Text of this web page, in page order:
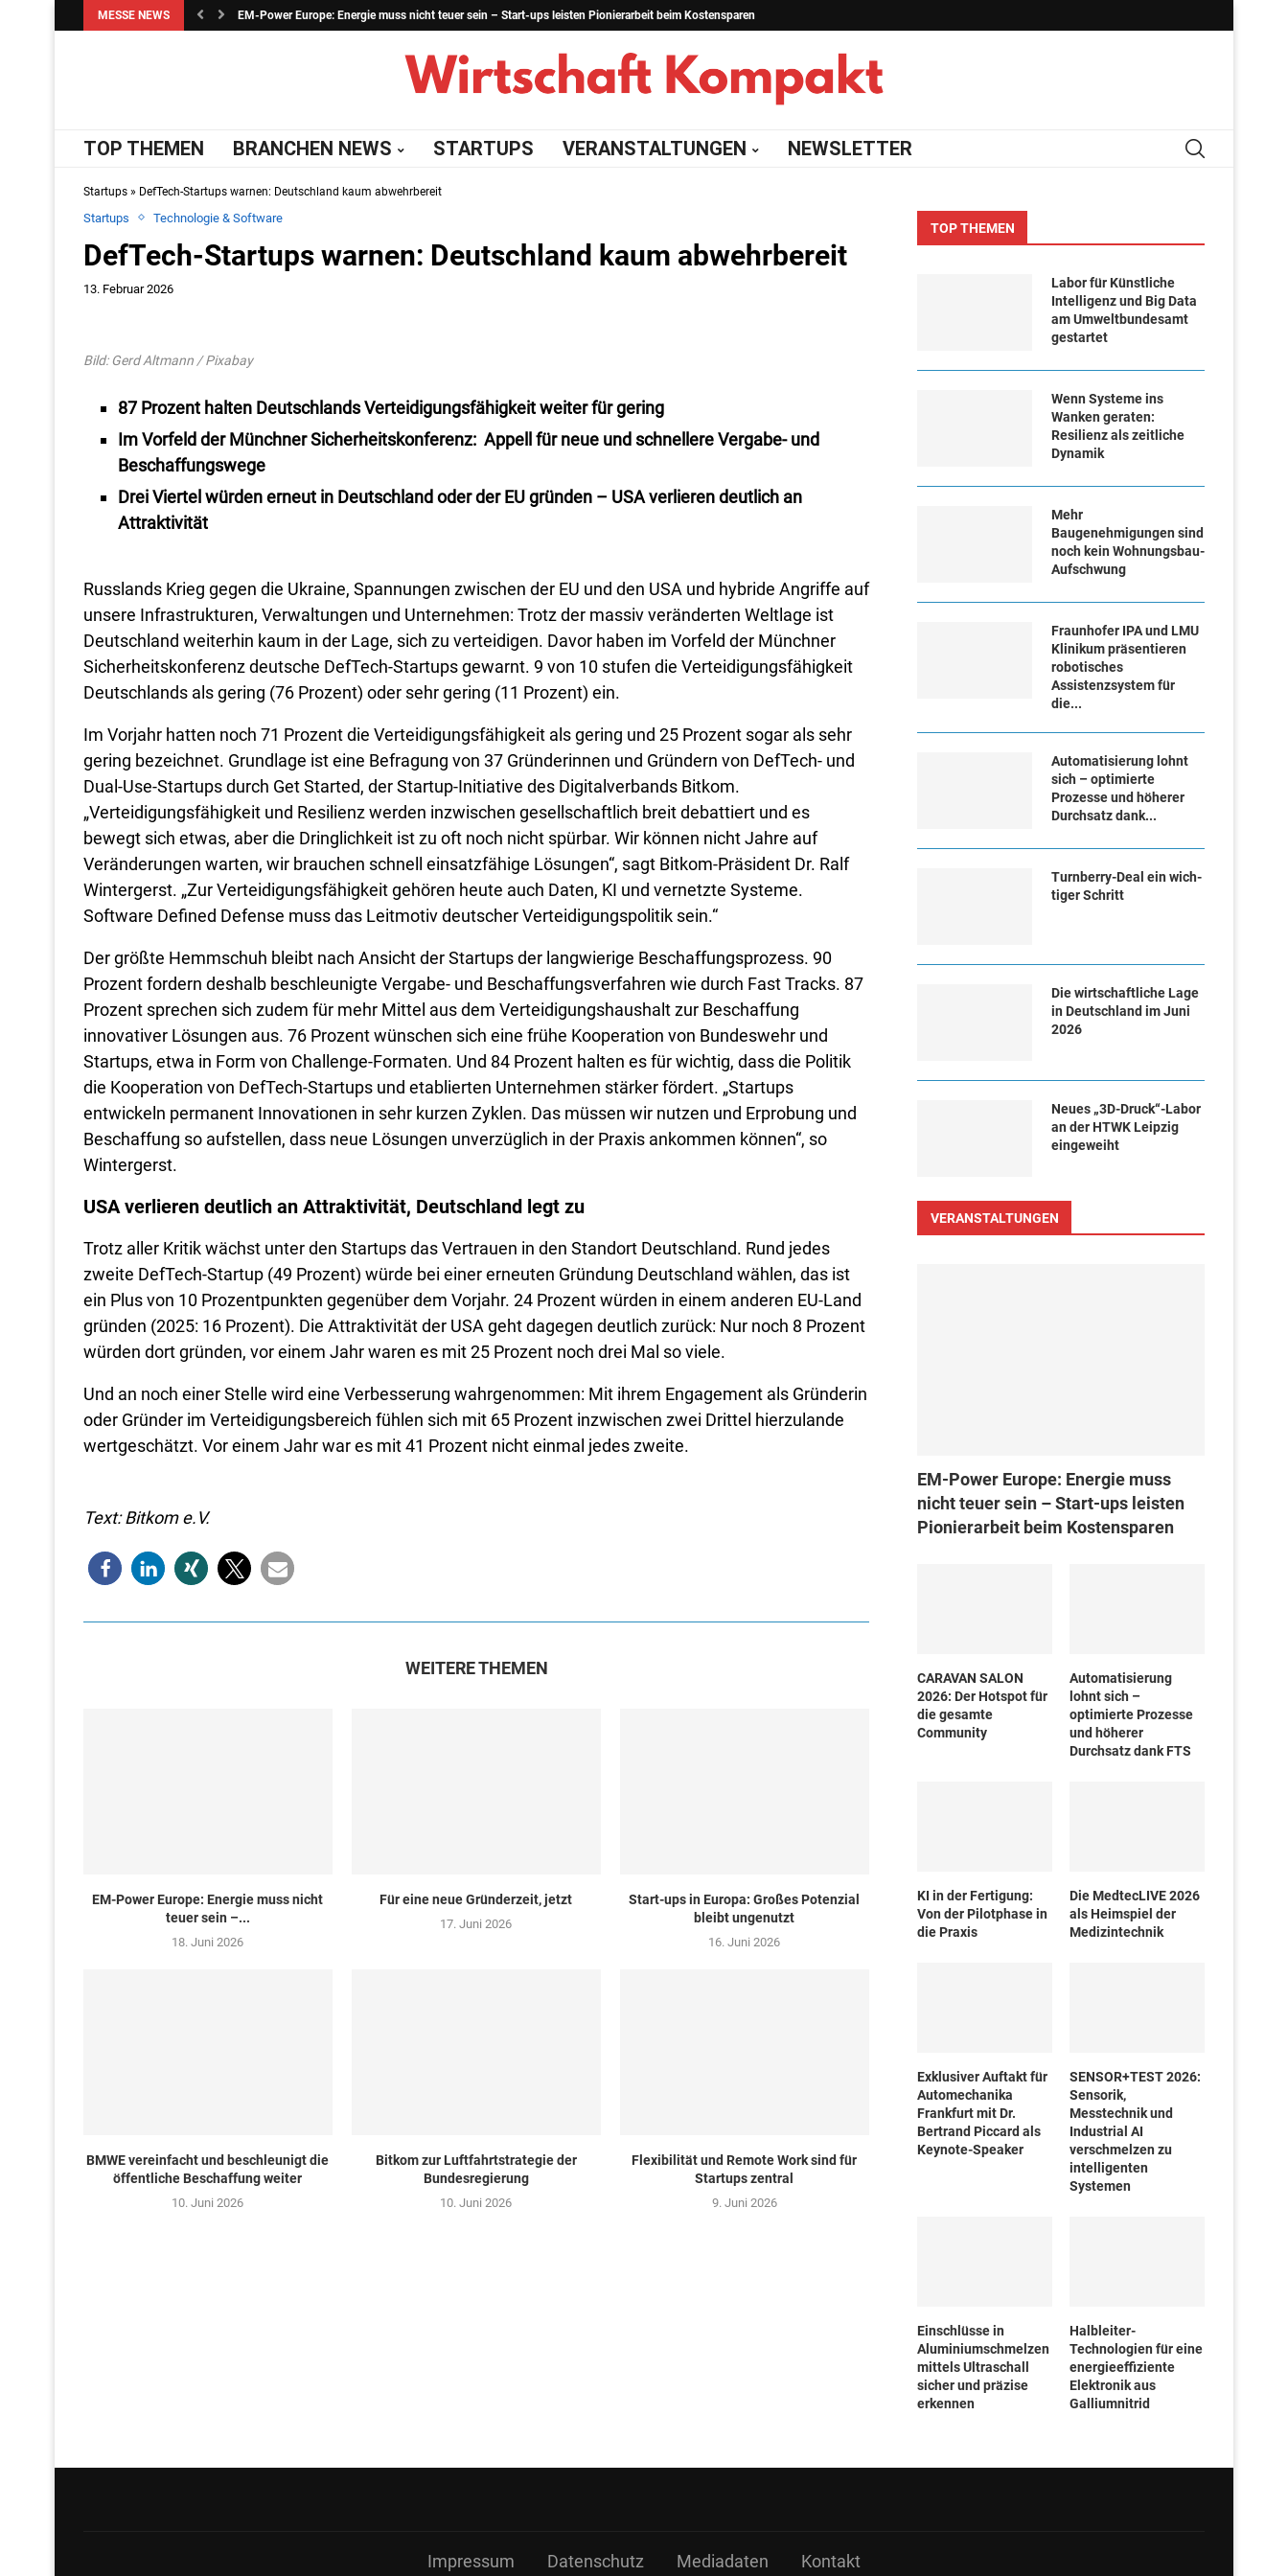
MESSE NEWS EM-Power Europe: Energie muss nicht teuer sein – Start-ups leisten Pionierarbeit beim Kostensparen
TOP THEMEN BRANCHEN NEWS STARTUPS VERANSTALTUNGEN NEWSLETTER
Startups » DefTech-Startups warnen: Deutschland kaum abwehrbereit
Startups Technologie & Software
DefTech-Startups warnen: Deutschland kaum abwehrbereit
13. Februar 2026
Bild: Gerd Altmann / Pixabay
87 Prozent halten Deutschlands Verteidigungsfähigkeitweiter für gering
Im Vorfeld der Münchner Sicherheitskonferenz: Appell für neue und schnellere Vergabe- und
Beschaffungswege
Drei Viertel würden erneut in Deutschland oder der EU gründen – USA verlieren deutlich an
Attraktivität
Russlands Krieg gegen die Ukraine, Spannungen zwischen der EU und den USA und hybride Angriffe auf
unsere Infrastrukturen, Verwaltungen und Unternehmen: Trotz der massiv veränderten Weltlage ist
Deutschland weiterhin kaum in der Lage, sich zu verteidigen. Davor haben im Vorfeld der Münchner
Sicherheitskonferenz deutsche DefTech-Startups gewarnt. 9 von 10 stufen die Verteidigungsfähigkeit
Deutschlands als gering (76 Prozent) oder sehr gering (11 Prozent) ein.
Im Vorjahr hatten noch 71 Prozent die Verteidigungsfähigkeit als gering und 25 Prozent sogar als sehr
gering bezeichnet. Grundlage ist eine Befragung von 37 Gründerinnen und Gründern von DefTech- und
Dual-Use-Startups durch Get Started, der Startup-Initiative des Digitalverbands Bitkom.
„Verteidigungsfähigkeit und Resilienz werden inzwischen gesellschaftlich breit debattiert und es
bewegt sich etwas, aber die Dringlichkeit ist zu oft noch nicht spürbar. Wir können nicht Jahre auf
Veränderungen warten, wir brauchen schnell einsatzfähige Lösungen“, sagt Bitkom-Präsident Dr. Ralf
Wintergerst. „Zur Verteidigungsfähigkeit gehören heute auch Daten, KI und vernetzte Systeme.
Software Defined Defense muss das Leitmotiv deutscher Verteidigungspolitik sein.“
Der größte Hemmschuh bleibt nach Ansicht der Startups der langwierige Beschaffungsprozess. 90
Prozent fordern deshalb beschleunigte Vergabe- und Beschaffungsverfahren wie durch Fast Tracks. 87
Prozent sprechen sich zudem für mehr Mittel aus dem Verteidigungshaushalt zur Beschaffung
innovativer Lösungen aus. 76 Prozent wünschen sich eine frühe Kooperation von Bundeswehr und
Startups, etwa in Form von Challenge-Formaten. Und 84 Prozent halten es für wichtig, dass die Politik
die Kooperation von DefTech-Startups und etablierten Unternehmen stärker fördert. „Startups
entwickeln permanent Innovationen in sehr kurzen Zyklen. Das müssen wir nutzen und Erprobung und
Beschaffung so aufstellen, dass neue Lösungen unverzüglich in der Praxis ankommen können“, so
Wintergerst.
USA verlieren deutlich an Attraktivität, Deutschland legt zu
Trotz aller Kritik wächst unter den Startups das Vertrauen in den Standort Deutschland. Rund jedes
zweite DefTech-Startup (49 Prozent) würde bei einer erneuten Gründung Deutschland wählen, das ist
ein Plus von 10 Prozentpunkten gegenüber dem Vorjahr. 24 Prozent würden in einem anderen EU-Land
gründen (2025: 16 Prozent). Die Attraktivität der USA geht dagegen deutlich zurück: Nur noch 8 Prozent
würden dort gründen, vor einem Jahr waren es mit 25 Prozent noch drei Mal so viele.
Und an noch einer Stelle wird eine Verbesserung wahrgenommen: Mit ihrem Engagement als Gründerin
oder Gründer im Verteidigungsbereich fühlen sich mit 65 Prozent inzwischen zwei Drittel hierzulande
wertgeschätzt. Vor einem Jahr war es mit 41 Prozent nicht einmal jedes zweite.
Text: Bitkom e.V.
WEITERE THEMEN
EM-Power Europe: Energie muss nicht
teuer sein –...
18. Juni 2026
Für eine neue Gründerzeit, jetzt
17. Juni 2026
Start-ups in Europa: Großes Potenzial
bleibt ungenutzt
16. Juni 2026
BMWE vereinfacht und beschleunigt die
öffentliche Beschaffung weiter
10. Juni 2026
Bitkom zur Luftfahrtstrategie der
Bundesregierung
10. Juni 2026
Flexibilität und Remote Work sind für
Startups zentral
9. Juni 2026
TOP THEMEN
Labor für Künstliche
Intelligenz und Big Data
am Umweltbundesamt
gestartet
Wenn Systeme ins
Wanken geraten:
Resilienz als zeitliche
Dynamik
Mehr
Baugenehmigungen sind
noch kein Wohnungsbau-
Aufschwung
Fraunhofer IPA und LMU
Klinikum präsentieren
robotisches
Assistenzsystem für
die...
Automatisierung lohnt
sich – optimierte
Prozesse und höherer
Durchsatz dank...
Turn­ber­ry-Deal ein wich­
ti­ger Schritt
Die wirtschaftliche Lage
in Deutschland im Juni
2026
Neues „3D-Druck“-Labor
an der HTWK Leipzig
eingeweiht
VERANSTALTUNGEN
EM-Power Europe: Energie muss
nicht teuer sein – Start-ups leisten
Pionierarbeit beim Kostensparen
CARAVAN SALON
2026: Der Hotspot für
die gesamte
Community
Automatisierung
lohnt sich –
optimierte Prozesse
und höherer
Durchsatz dank FTS
KI in der Fertigung:
Von der Pilotphase in
die Praxis
Die MedtecLIVE 2026
als Heimspiel der
Medizintechnik
Exklusiver Auftakt für
Automechanika
Frankfurt mit Dr.
Bertrand Piccard als
Keynote-Speaker
SENSOR+TEST 2026:
Sensorik,
Messtechnik und
Industrial AI
verschmelzen zu
intelligenten
Systemen
Einschlüsse in
Aluminiumschmelzen
mittels Ultraschall
sicher und präzise
erkennen
Halbleiter-
Technologien für eine
energieeffiziente
Elektronik aus
Galliumnitrid
Impressum Datenschutz Mediadaten Kontakt